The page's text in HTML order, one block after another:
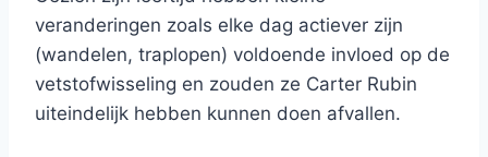
veranderingen zoals elke dag actiever zijn
(wandelen, traplopen) voldoende invloed op de
vetstofwisseling en zouden ze Carter Rubin
uiteindelijk hebben kunnen doen afvallen.